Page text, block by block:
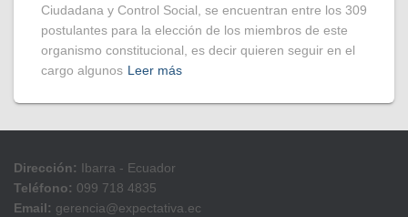
Ciudadana y Control Social, se encuentran entre los 309
postulantes para la elección de los miembros de este
organismo constitucional, es decir quieren seguir en el
cargo algunos Leer más
Dirección: Ibarra - Ecuador
Teléfono: 099 718 4835
Email: gerencia@expectativa.ec